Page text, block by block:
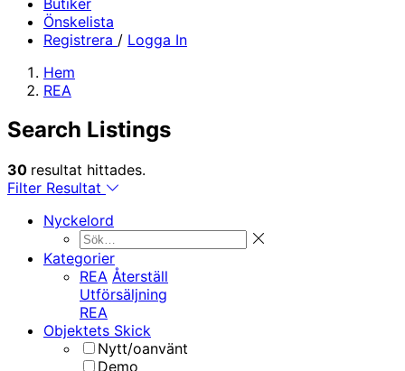
Önskelista
Registrera / Logga In
Hem
REA
Search Listings
30 resultat hittades.
Filter Resultat
Nyckelord
Kategorier
REA Återställ
Utförsäljning
REA
Objektets Skick
Nytt/oanvänt
Demo